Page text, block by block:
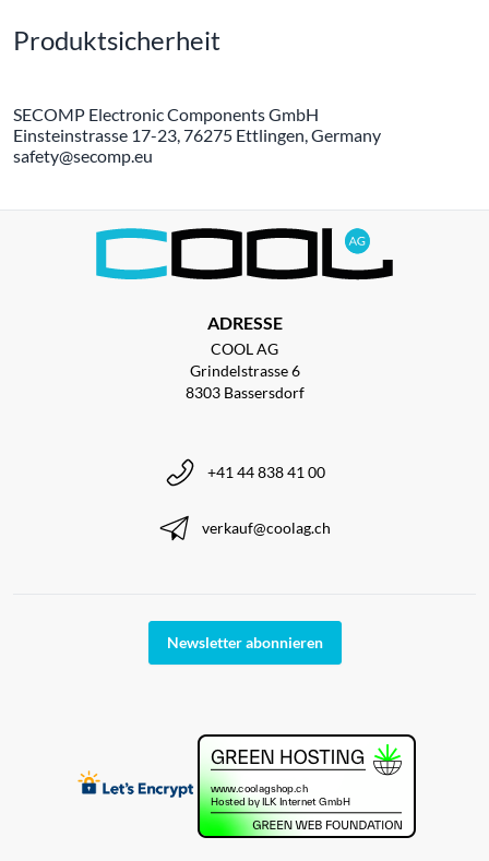
Produktsicherheit
SECOMP Electronic Components GmbH
Einsteinstrasse 17-23, 76275 Ettlingen, Germany
safety@secomp.eu
ADRESSE
COOL AG
Grindelstrasse 6
8303 Bassersdorf
+41 44 838 41 00
verkauf@coolag.ch
Newsletter abonnieren